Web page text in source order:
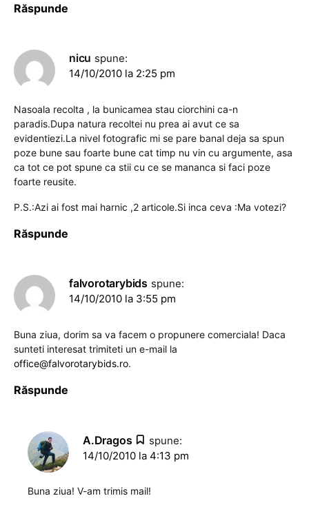
Răspunde
nicu spune:
14/10/2010 la 2:25 pm
Nasoala recolta , la bunicamea stau ciorchini ca-n
paradis.Dupa natura recoltei nu prea ai avut ce sa
evidentiezi.La nivel fotografic mi se pare banal deja sa spun
poze bune sau foarte bune cat timp nu vin cu argumente, asa
ca tot ce pot spune ca stii cu ce se mananca si faci poze
foarte reusite.
P.S.:Azi ai fost mai harnic ,2 articole.Si inca ceva :Ma votezi?
Răspunde
falvorotarybids spune:
14/10/2010 la 3:55 pm
Buna ziua, dorim sa va facem o propunere comerciala! Daca
sunteti interesat trimiteti un e-mail la
office@falvorotarybids.ro.
Răspunde
A.Dragos
spune:
14/10/2010 la 4:13 pm
Buna ziua! V-am trimis mail!